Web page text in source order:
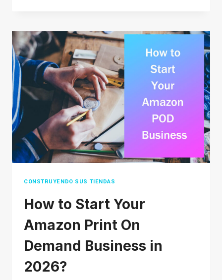
DROPSHIPPING?
¿CÓMO
EVITAR
ESTAFAS
DE
DROPSHIPPING?
CONSTRUYENDO SUS TIENDAS
How to Start Your
Amazon Print On
Demand Business in
2026?